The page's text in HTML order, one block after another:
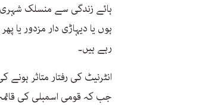
ہائے زندگی سے منسلک شہری،
ہوں یا دیہاڑی دار مزدور یا
رہے ہیں۔
انٹرنیٹ کی رفتار متاثر
جب کہ قومی اسمبلی کی قائمہ